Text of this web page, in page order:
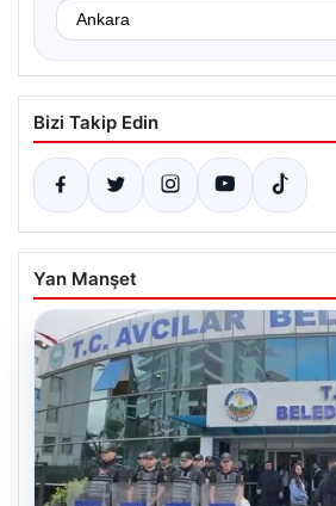
Bizi Takip Edin
Yan Manşet